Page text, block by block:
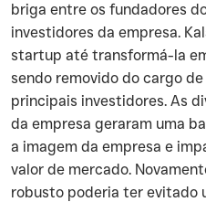
briga entre os fundadores
investidores da empresa.
startup até transformá-la
sendo removido do cargo
principais investidores. As
da empresa geraram uma
a imagem da empresa e
valor de mercado.
robusto poderia ter evitado